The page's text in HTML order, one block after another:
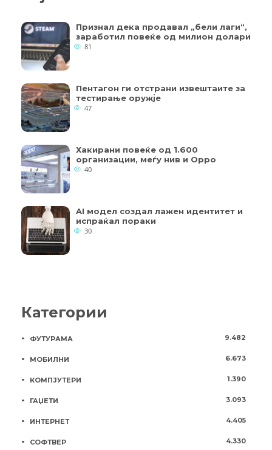
Признал дека продавал „бели лаги“,
заработил повеќе од милион долари
81
Пентагон ги отстрани извештаите за
тестирање оружје
47
Хакирани повеќе од 1.600
организации, меѓу нив и Oppo
40
AI модел создал лажен идентитет и
испраќал пораки
30
Категории
ФУТУРАМА 9.482
МОБИЛНИ 6.673
КОМПЈУТЕРИ 1.390
ГАЏЕТИ 3.093
ИНТЕРНЕТ 4.405
СОФТВЕР 4.330